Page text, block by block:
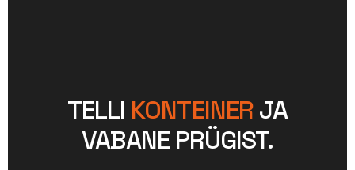
TELLI KONTEINERJA
VABANE PRÜGIST.